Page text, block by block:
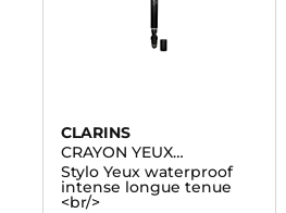
CLARINS
CRAYON YEUX
WATERPROOF
Stylo Yeux waterproof
intense longue tenue
<br/>